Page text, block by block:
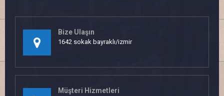
Bize Ulaşın
1642 sokak bayraklı/izmir
Müşteri Hizmetleri